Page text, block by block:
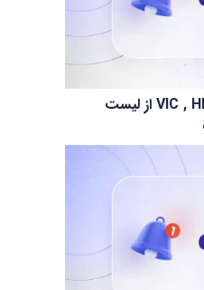
حذف ارزهای VIC , HFT , PYR , VANRY از لیست